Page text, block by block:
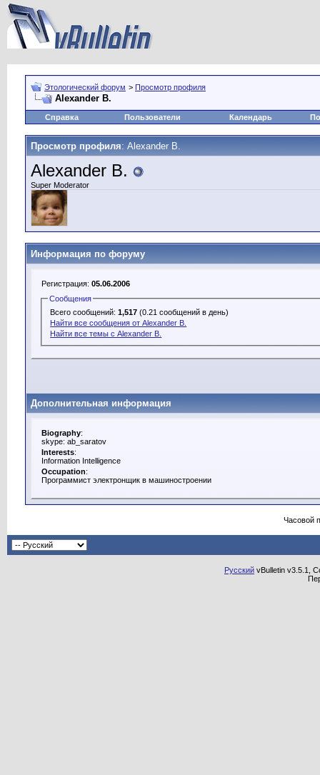
Этологический форум > Просмотр профиля
Alexander B.
Справка Пользователи Календарь
Просмотр профиля: Alexander B.
Alexander B.
Super Moderator
Информация по форуму
Регистрация: 05.06.2006
Сообщения
Всего сообщений:1,517 (0.21 сообщений в день)
Найти все сообщения от Alexander B.
Найти все темы с Alexander B.
Дополнительная информация
Biography:
skype: ab_saratov
Interests:
Information Intelligence
Occupation:
Программист электронщик в машиностроении
Часовой
Русский vBulletin v3.5.1,